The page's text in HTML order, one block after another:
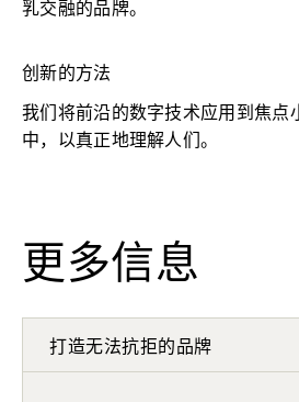
乳交融的品牌。
创新的方法
我们将前沿的数字技术应用到焦点
中，以真正地理解人们。
更多信息